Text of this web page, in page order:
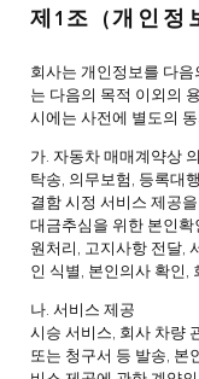
제1조 (개인정
회사는 개인정보를 다
는 다음의 목적 이외의
시에는 사전에 별도의
가. 자동차 매매계약상
탁송, 의무보험, 등록대
결함 시정 서비스 제공
대금추심을 위한 본인확
원처리, 고지사항 전달,
인 식별, 본인의사 확인,
나. 서비스 제공
시승 서비스, 회사 차량
또는 청구서 등 발송, 본